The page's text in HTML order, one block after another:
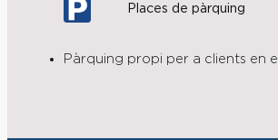
Places de pàrquing
Pàrquing propi per a clients en